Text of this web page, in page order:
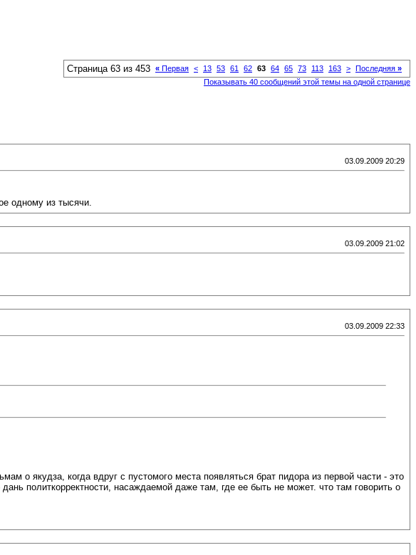
Страница 63 из 453 « Первая < 13 53 61 62 63 64 65 73 113 163 > Последняя »
Показывать 40 сообщений этой темы на одной странице
03.09.2009 20:29
одному из тысячи.
03.09.2009 21:02
03.09.2009 22:33
о якудза, когда вдруг с пустомого места появляться брат пидора из первой части - это
политкорректности, насаждаемой даже там, где ее быть не может. что там говорить о